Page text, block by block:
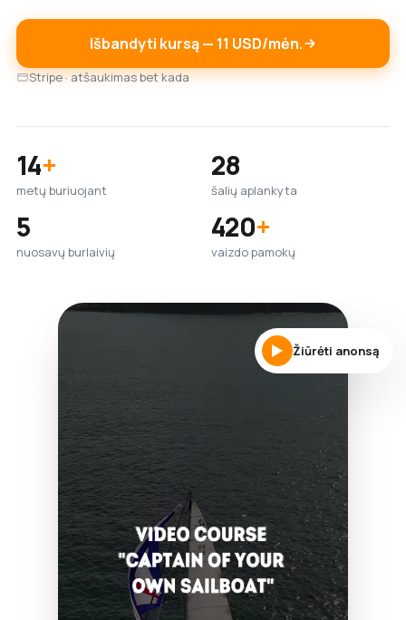
Išbandyti kursą — 11 USD/mėn.
Stripe · atšaukimas bet kada
14+
metų buriuojant
28
šalių aplankyta
5
nuosavų burlaivių
420+
vaizdo pamokų
Žiūrėti anonsą